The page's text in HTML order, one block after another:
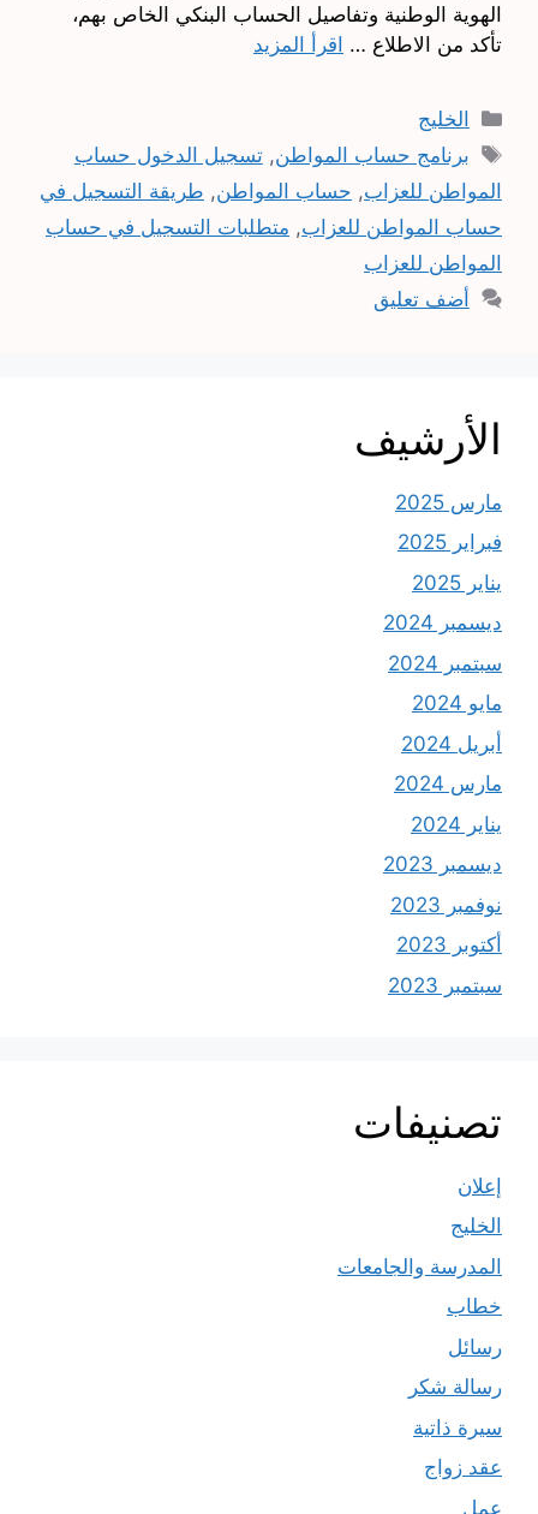
الهوية الوطنية وتفاصيل الحساب البنكي الخاص بهم،
تأكد من الاطلاع … اقرأ المزيد
التصنيفات
الخليج
الوسوم
برنامج حساب المواطن,تسجيل الدخول حساب
المواطن للعزاب, حساب المواطن, طريقة التسجيل في
حساب المواطن للعزاب, متطلبات التسجيل في حساب
المواطن للعزاب
أضف تعليق
الأرشيف
مارس 2025
فبراير 2025
يناير 2025
ديسمبر 2024
سبتمبر 2024
مايو 2024
أبريل 2024
مارس 2024
يناير 2024
ديسمبر 2023
نوفمبر 2023
أكتوبر 2023
سبتمبر 2023
تصنيفات
إعلان
الخليج
المدرسة والجامعات
خطاب
رسائل
رسالة شكر
سيرة ذاتية
عقد زواج
عمل